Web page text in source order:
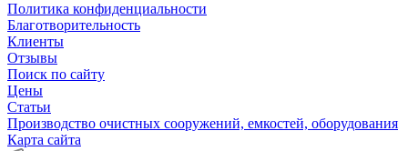
Политика конфиденциальности
Благотворительность
Клиенты
Отзывы
Поиск по сайту
Цены
Статьи
Производство очистных сооружений, емкостей, оборудования
Карта сайта